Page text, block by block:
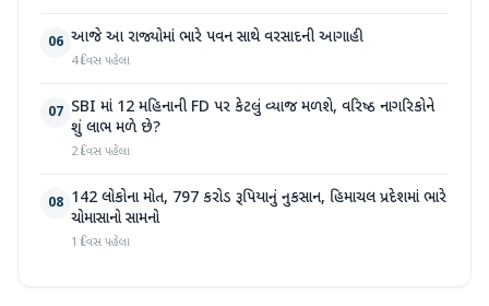
06 આજે આ રાજ્યોમાં ભારે પવન સાથે વરસાદની આગાહી
4 દિવસ પહેલા
07 SBI માં 12 મહિનાની FD પર કેટલું વ્યાજ મળશે, વરિષ્ઠ નાગરિકોને
શું લાભ મળે છે?
2 દિવસ પહેલા
08 142 લોકોના મોત, 797 કરોડ રૂપિયાનું નુકસાન, હિમાચલ પ્રદેશમાં ભારે
ચોમાસાનો સામનો
1 દિવસ પહેલા